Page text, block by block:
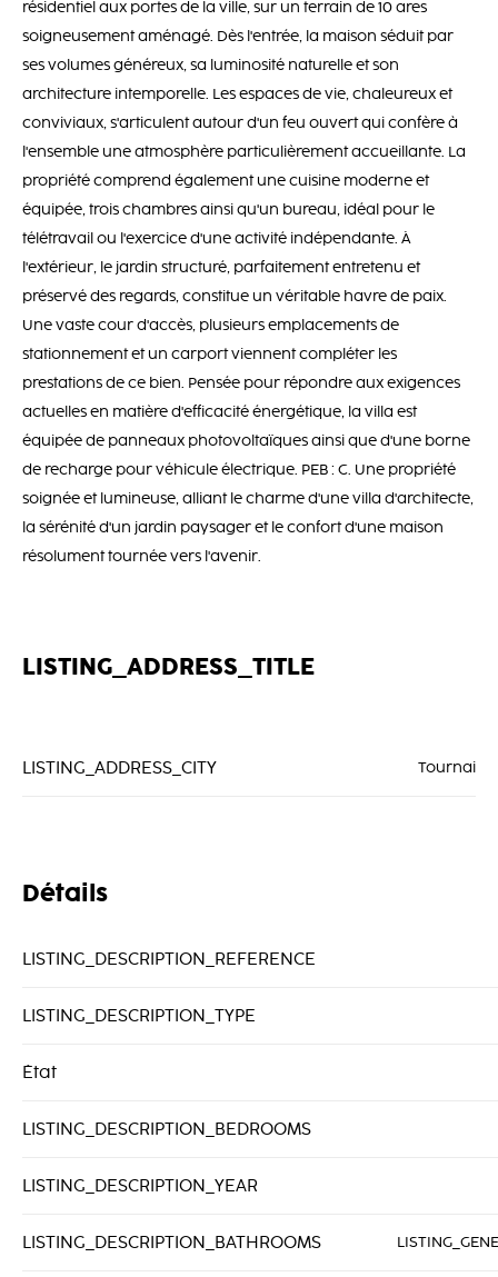
résidentiel aux portes de la ville, sur un terrain de 10 ares
soigneusement aménagé. Dès l'entrée, la maison séduit par
ses volumes généreux, sa luminosité naturelle et son
architecture intemporelle. Les espaces de vie, chaleureux et
conviviaux, s'articulent autour d'un feu ouvert qui confère à
l'ensemble une atmosphère particulièrement accueillante. La
propriété comprend également une cuisine moderne et
équipée, trois chambres ainsi qu'un bureau, idéal pour le
télétravail ou l'exercice d'une activité indépendante. À
l'extérieur, le jardin structuré, parfaitement entretenu et
préservé des regards, constitue un véritable havre de paix.
Une vaste cour d'accès, plusieurs emplacements de
stationnement et un carport viennent compléter les
prestations de ce bien. Pensée pour répondre aux exigences
actuelles en matière d'efficacité énergétique, la villa est
équipée de panneaux photovoltaïques ainsi que d'une borne
de recharge pour véhicule électrique. PEB : C. Une propriété
soignée et lumineuse, alliant le charme d'une villa d'architecte,
la sérénité d'un jardin paysager et le confort d'une maison
résolument tournée vers l'avenir.
LISTING_ADDRESS_TITLE
LISTING_ADDRESS_CITY Tournai
Détails
LISTING_DESCRIPTION_REFERENCE
LISTING_DESCRIPTION_TYPE
État
LISTING_DESCRIPTION_BEDROOMS
LISTING_DESCRIPTION_YEAR
LISTING_DESCRIPTION_BATHROOMS